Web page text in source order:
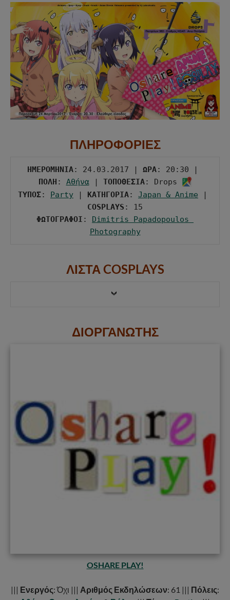
ΠΛΗΡΟΦΟΡΙΕΣ
ΗΜΕΡΟΜΗΝΙΑ: 24.03.2017 | ΩΡΑ
ΠΟΛΗ : Αθήνα | ΤΟΠΟΘΕΣΙΑ: Drops
ΤΥΠΟΣ: Party | ΚΑΤΗΓΟΡΙΑ: Japan & Anime
COSPLAYS
ΦΩΤΟΓΡΑΦΟΙ : Dimitris Papadopoulos
Photography
ΛΙΣΤΑ COSPLAYS
ΔΙΟΡΓΑΝΩΤΗΣ
OSHARE PLAY!
||| Ενεργός: Όχι ||| Αριθμός Εκδηλώσεων: 61 ||| Πόλεις: